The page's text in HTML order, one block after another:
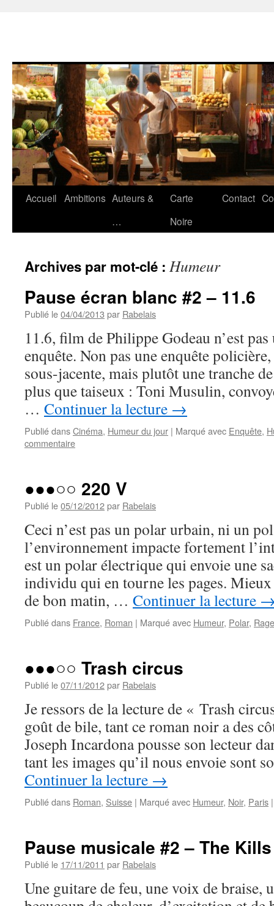
Aller
Accueil Ambitions Auteurs &
…
Carte
Noire
Contact
Archives par mot-clé : Humeur
Pause écran blanc #2 – 11.6
Publié le04/04/2013 par Rabelais
11.6, film de Philippe Godeau n’est
enquête. Non pas une enquête
sous-jacente, mais plutôt une tranche
plus que taiseux : Toni Musulin,
… Continuer la lecture →
Publié dansCinéma, Humeur du jour | Marqué avec Enquête,
commentaire
●●●○○ 220 V
Publié le05/12/2012par Rabelais
Ceci n’est pas un polar urbain, ni un
l’environnement impacte fortement
est un polar électrique qui envoie une
individu qui en tourne les pages.
de bon matin, … Continuer la lecture
Publié dans France, Roman | Marqué avec Humeur, Polar, Rage
●●●○○ Trash circus
Publié le07/11/2012par Rabelais
Je ressors de la lecture de « Trash
goût de bile, tant ce roman noir a des
Joseph Incardona pousse son lecteur
tant les images qu’il nous envoie sont
Continuer la lecture →
Publié dans Roman, Suisse | Marqué avec Humeur, Noir, Paris |
Pause musicale #2 – The Kills
Publié le 17/11/2011 par Rabelais
Une guitare de feu, une voix de braise,